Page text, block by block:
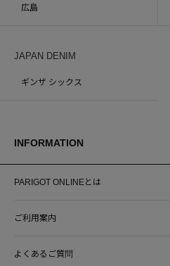
広島
JAPAN DENIM
ギンザ シックス
INFORMATION
PARIGOT ONLINEとは
ご利用案内
よくあるご質問